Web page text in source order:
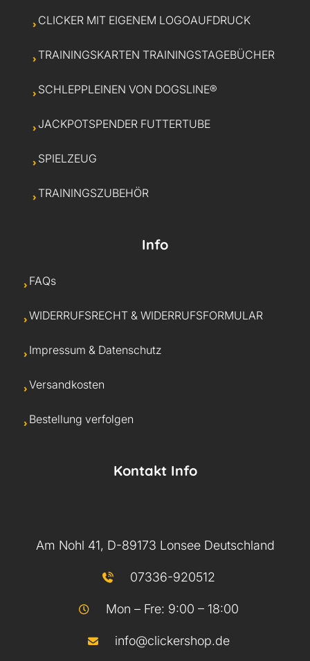
CLICKER MIT EIGENEM LOGOAUFDRUCK
TRAININGSKARTEN TRAININGSTAGEBÜCHER
SCHLEPPLEINEN VON DOGSLINE®
JACKPOTSPENDER FUTTERTUBE
SPIELZEUG
TRAININGSZUBEHÖR
Info
FAQs
WIDERRUFSRECHT & WIDERRUFSFORMULAR
Impressum & Datenschutz
Versandkosten
Bestellung verfolgen
Kontakt Info
Am Nohl 41, D-89173 Lonsee Deutschland
07336-920512
Mon – Fre: 9:00 – 18:00
info@clickershop.de